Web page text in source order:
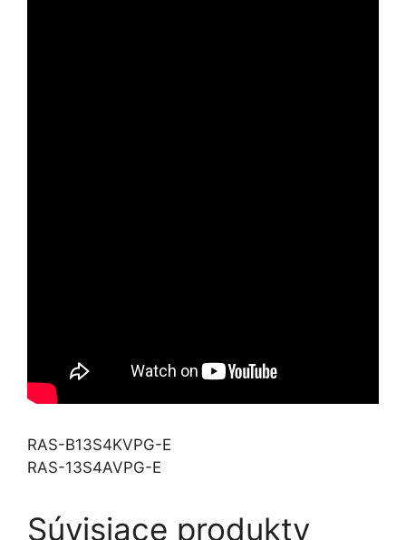
RAS-B13S4KVPG-E
RAS-13S4AVPG-E
Súvisiace produkty